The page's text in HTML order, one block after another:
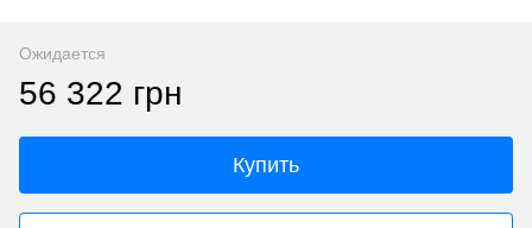
Ожидается
56 322 грн
Купить